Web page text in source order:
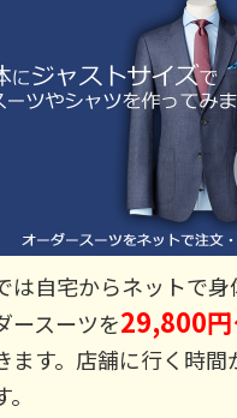
は自宅からネットで
ースーツを29,800
ます。店舗に行く時